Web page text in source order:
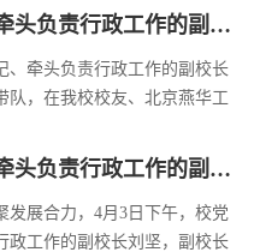
式开始。抚...
油集团有限公司党组成员、副
数智化部总经理卢涛，人力资
热情接待了我校一行。在校企
代表公司对我校一行表示热烈
际化发展、...
校党委副书记、牵头负责行政工作的副校长刘坚带队走访中国石油天然气股份有限公司天然气销售分公司并看望校友
、牵头负责行政工作的副校长
队，在我校校友、北京燕华工
天然气销售分公司。我校校
售分公司党委书记、执行董事
油化工和新材料分公司党委委
李伯华，天然气销售公司副总
校党委副书记、牵头负责行政工作的副校长刘坚带队走访国家能源投资集团有限责任公司并看望校友
发展合力，4月3日下午，校党
政工作的副校长刘坚，副校长